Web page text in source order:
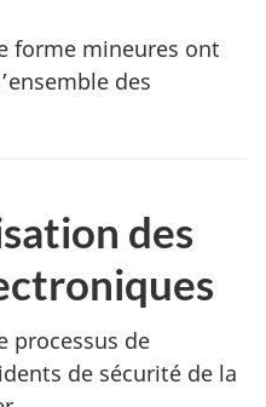
forme mineures ont
des
des
de
de sécurité de la